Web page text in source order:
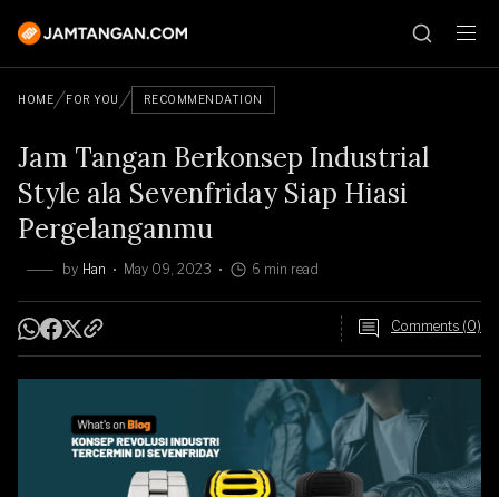
HOME FOR YOU RECOMMENDATION
Jam Tangan Berkonsep Industrial
Style ala Sevenfriday Siap Hiasi
Pergelanganmu
by Han May 09, 2023 6 min read
Comments (0)